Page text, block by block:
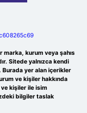
kurum veya şahıs
Sitede yalnızca kendi
Burada yer alan içerikler
ve kişiler hakkında
ve kişiler ile isim
bilgiler taslak